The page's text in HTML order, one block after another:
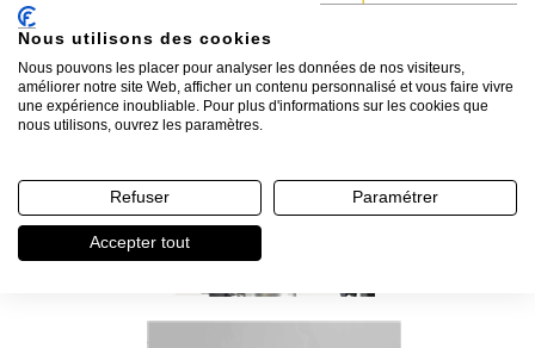
Nous utilisons des cookies
Nous pouvons les placer pour analyser les données de nos visiteurs,
améliorer notre site Web, afficher un contenu personnalisé et vous faire vivre
une expérience inoubliable. Pour plus d'informations sur les cookies que
nous utilisons, ouvrez les paramètres.
Refuser Paramétrer
Accepter tout